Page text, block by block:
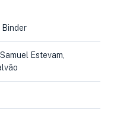
Binder
Estevam,